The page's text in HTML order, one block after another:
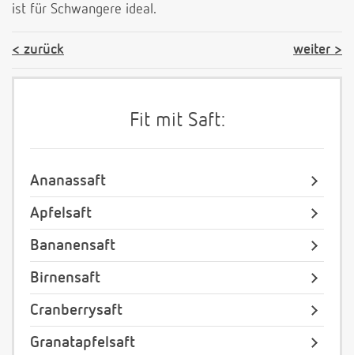
ist für Schwangere ideal.
zurück weiter
Fit mit Saft:
Ananassaft
Apfelsaft
Bananensaft
Birnensaft
Cranberrysaft
Granatapfelsaft